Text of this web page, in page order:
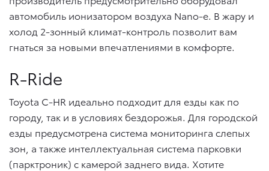
автомобиль ионизатором воздуха Nano-e. В жару и
холод 2-зонный климат-контроль позволит вам
гнаться за новыми впечатлениями в комфорте.
R-Ride
Toyota C-HR идеально подходит для езды как по
городу, так и в условиях бездорожья. Для городской
езды предусмотрена система мониторинга слепых
зон, а также интеллектуальная система парковки
(парктроник) с камерой заднего вида. Хотите